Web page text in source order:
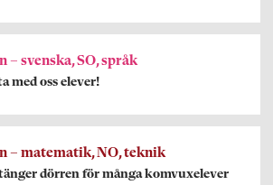
– svenska, SO, språk
med oss elever!
– matematik, NO, teknik
dörren för många komvuxelever